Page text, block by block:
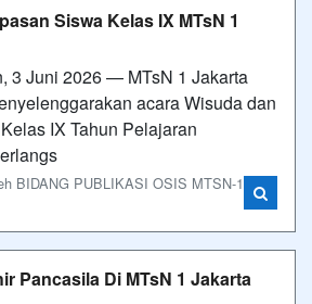
Siswa Kelas IX MTsN 1
3 Juni 2026 — MTsN 1 Jakarta
acara Wisuda dan
IX Tahun Pelajaran
BIDANG PUBLIKASI OSIS MTSN-1
Pancasila Di MTsN 1 Jakarta